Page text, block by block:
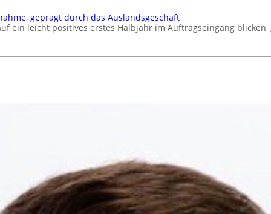
geprägt durch das Auslandsgeschäft
ein leicht positives erstes Halbjahr im Auftragseingang